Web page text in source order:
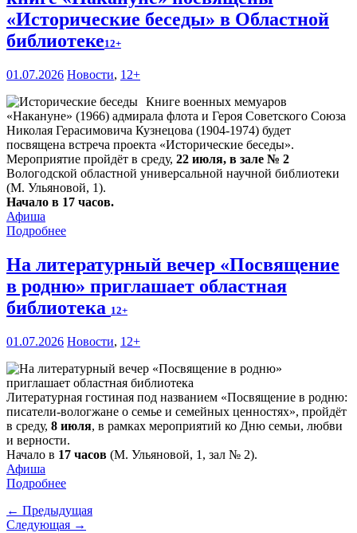
«Исторические беседы» в Областной
библиотеке12+
01.07.2026 Новости, 12+
Книге военных мемуаров
«Накануне» (1966) адмирала флота и Героя Советского Союза
Николая Герасимовича Кузнецова (1904-1974) будет
посвящена встреча проекта «Исторические беседы».
Мероприятие пройдёт в среду, 22 июля, в зале № 2
Вологодской областной универсальной научной библиотеки
(М. Ульяновой, 1).
Начало в 17 часов.
Афиша
Подробнее
На литературный вечер «Посвящение
в родню» приглашает областная
библиотека 12+
01.07.2026 Новости, 12+
Литературная гостиная под названием «Посвящение в родню:
писатели-вологжане о семье и семейных ценностях», пройдёт
в среду, 8 июля, в рамках мероприятий ко Дню семьи, любви
и верности.
Начало в 17 часов (М. Ульяновой, 1, зал № 2).
Афиша
Подробнее
← Предыдущая
Следующая →